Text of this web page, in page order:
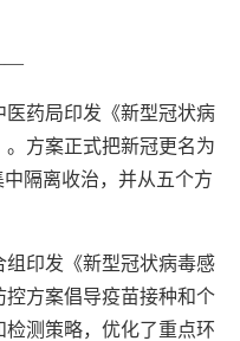
医药局印发《新型冠状病
方案正式把新冠更名为
隔离收治，并从五个方
组印发《新型冠状病毒感
方案倡导疫苗接种和个
测策略，优化了重点环